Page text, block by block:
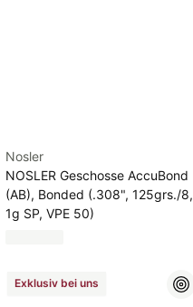
Nosler
NOSLER Geschosse AccuBond
(AB), Bonded (.308", 125grs./8,
1g SP, VPE 50)
Exklusiv bei uns